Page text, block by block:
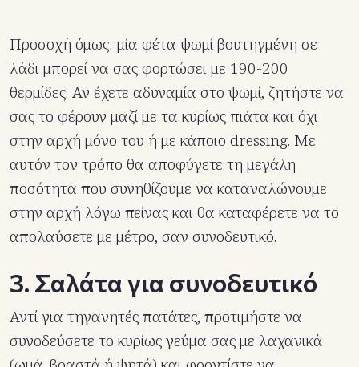
Προσοχή όμως: μία φέτα ψωμί βουτηγμένη σε
λάδι μπορεί να σας φορτώσει με 190-200
θερμίδες. Αν έχετε αδυναμία στο ψωμί, ζητήστε να
σας το φέρουν μαζί με τα κυρίως πιάτα και όχι
στην αρχή μόνο του ή με κάποιο dressing. Με
αυτόν τον τρόπο θα αποφύγετε τη μεγάλη
ποσότητα που συνηθίζουμε να καταναλώνουμε
στην αρχή λόγω πείνας και θα καταφέρετε να το
απολαύσετε με μέτρο, σαν συνοδευτικό.
3. Σαλάτα για συνοδευτικό
Αντί για τηγανητές πατάτες, προτιμήστε να
συνοδεύσετε το κυρίως γεύμα σας με λαχανικά